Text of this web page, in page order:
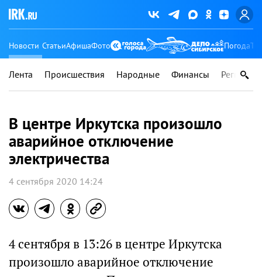
Новости СтатьиАфишаФото Погода
Лента Происшествия Народные Финансы Регионы
В центре Иркутска произошло
аварийное отключение
электричества
4 сентября 2020 14:24
4 сентября в 13:26 в центре Иркутска
произошло аварийное отключение